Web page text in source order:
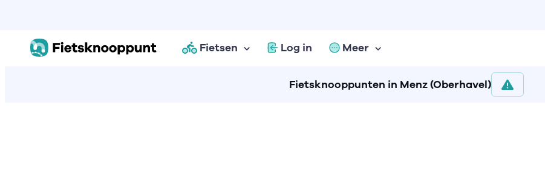
Fietsen Log in Meer
Fietsknooppunten in Menz (Oberhavel)